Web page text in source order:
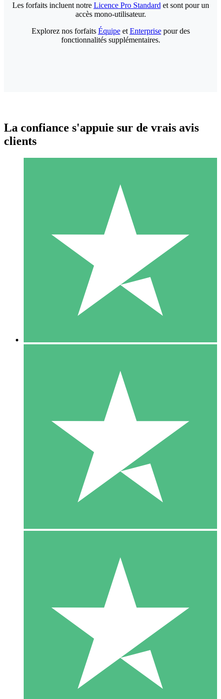
Packs de Crédits Individuels
Payez à l'utilisation avec des crédits de téléchargement. Sans
1 Téléchargement
10 00
10 Téléchargements
20 00
Les forfaits incluent notre Licence Pro Standard et sont pour un
accès mono-utilisateur.
Explorez nos forfaits Équipeet Enterprisepour des
fonctionnalités supplémentaires.
La confiance s'appuie sur de vrais avis
clients